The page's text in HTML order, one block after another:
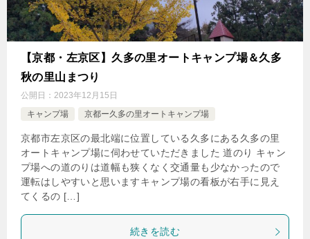
【京都・左京区】久多の里オートキャンプ場＆久多
秋の里山まつり
公開日： 2023年12月15日
キャンプ場
京都ー久多の里オートキャンプ場
京都市左京区の最北端に位置している久多にある久多の里
オートキャンプ場に伺わせていただきました 道のり キャン
プ場への道のりは道幅も狭くなく交通量も少なかったので
運転はしやすいと思いますキャンプ場の看板が右手に見え
てくるの […]
続きを読む